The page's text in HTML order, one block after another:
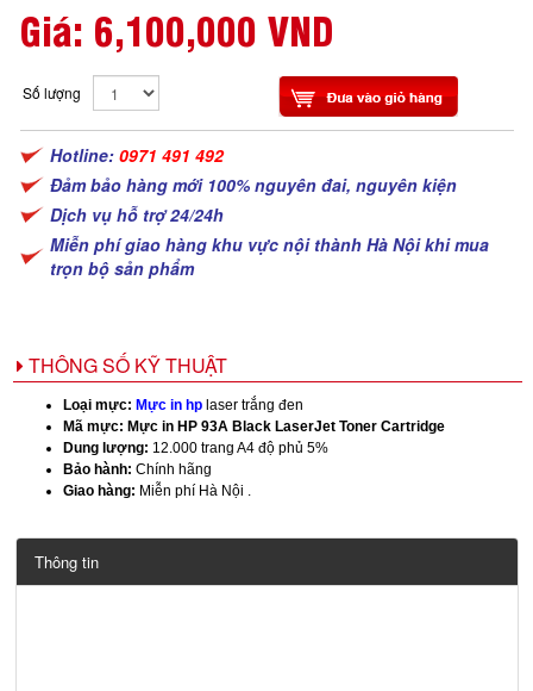
Giá: 6,100,000 VND
Số lượng
Hotline: 0971 491 492
Đảm bảo hàng mới 100% nguyên đai, nguyên kiện
Dịch vụ hỗ trợ 24/24h
Miễn phí giao hàng khu vực nội thành Hà Nội khi mua
trọn bộ sản phẩm
THÔNG SỐ KỸ THUẬT
Loại mực: Mực in hp laser trắng đen
Mã mực: Mực in HP 93A Black LaserJet Toner Cartridge
Dung lượng: 12.000 trang A4 độ phủ 5%
Bảo hành: Chính hãng
Giao hàng: Miễn phí Hà Nội .
Thông tin